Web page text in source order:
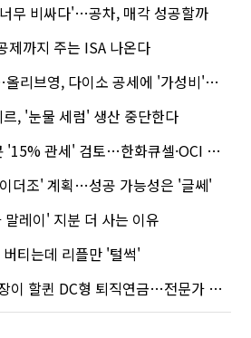
무 비싸다'…공차, 매각 성공할까
제까지 주는 ISA 나온다
브영, 다이소 공세에 '가성비'로 맞불
르, '눈물 세럼' 생산 중단한다
관세' 검토…한화큐셀·OCI 영향은?
더조' 계획…성공 가능성은 '글쎄'
레이' 지분 더 사는 이유
버티는데 리플만 '털썩'
할퀸 DC형 퇴직연금…전문가 조언은